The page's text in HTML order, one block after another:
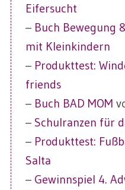
Eifersucht
– Buch Bewegung
mit Kleinkindern
– Produkttest:
friends
– Buch BAD MOM
– Schulranzen für
– Produkttest:
Salta
– Gewinnspiel 4.